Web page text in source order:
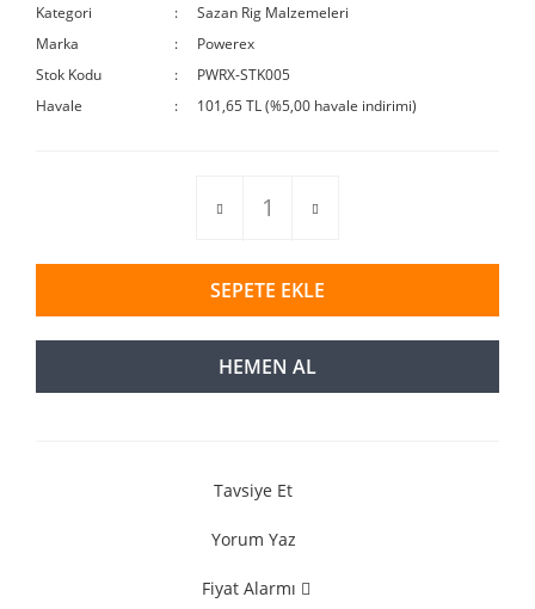
Kategori
Sazan Rig Malzemeleri
Marka
Powerex
Stok Kodu
PWRX-STK005
Havale
101,65 TL (%5,00 havale indirimi)
SEPETE EKLE
HEMEN AL
Tavsiye Et
Yorum Yaz
Fiyat Alarmı